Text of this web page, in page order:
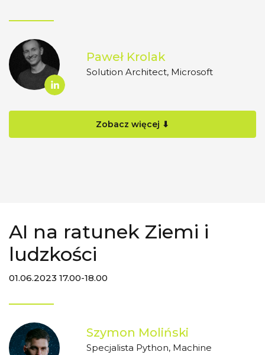
Paweł Krolak
Solution Architect, Microsoft
Zobacz więcej ⬇
AI na ratunek Ziemi i
ludzkości
01.06.2023 17.00-18.00
Szymon Moliński
Specjalista Python, Machine